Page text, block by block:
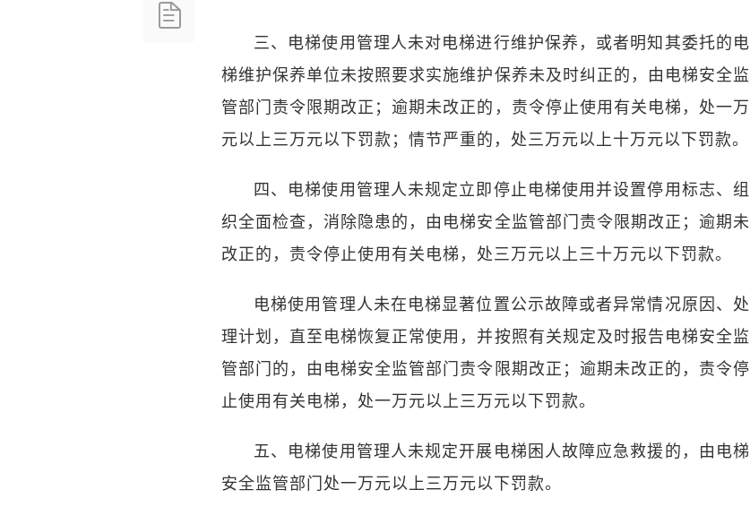
三、电梯使用管理人未对电梯进行维护保养，或者明知其委托的电
梯维护保养单位未按照要求实施维护保养未及时纠正的，由电梯安全监
管部门责令限期改正；逾期未改正的，责令停止使用有关电梯，处一万
元以上三万元以下罚款；情节严重的，处三万元以上十万元以下罚款。
四、电梯使用管理人未规定立即停止电梯使用并设置停用标志、组
织全面检查，消除隐患的，由电梯安全监管部门责令限期改正；逾期未
改正的，责令停止使用有关电梯，处三万元以上三十万元以下罚款。
电梯使用管理人未在电梯显著位置公示故障或者异常情况原因、处
理计划，直至电梯恢复正常使用，并按照有关规定及时报告电梯安全监
管部门的，由电梯安全监管部门责令限期改正；逾期未改正的，责令停
止使用有关电梯，处一万元以上三万元以下罚款。
五、电梯使用管理人未规定开展电梯困人故障应急救援的，由电梯
安全监管部门处一万元以上三万元以下罚款。